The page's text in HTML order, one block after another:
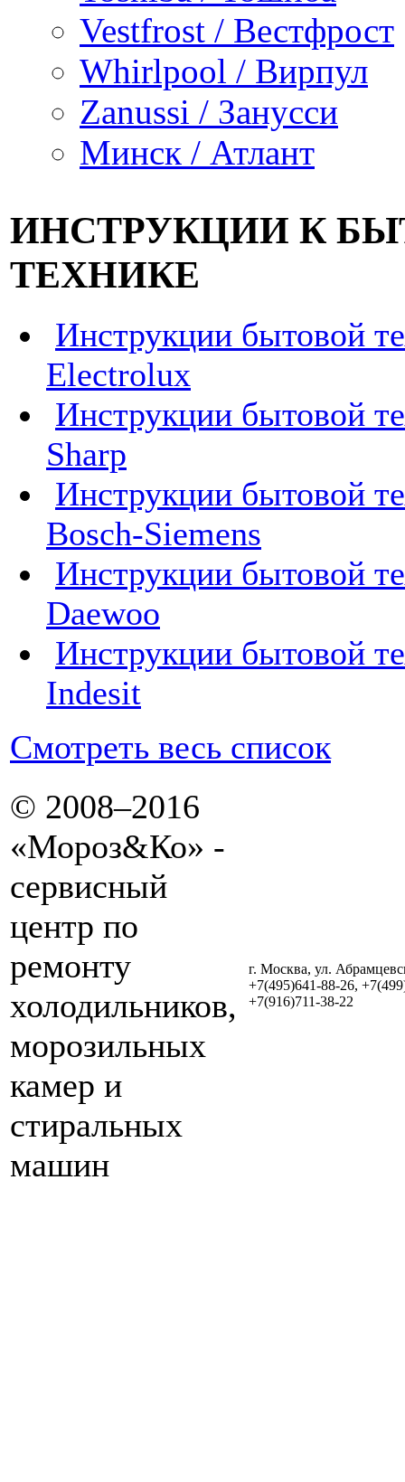
Vestfrost / Вестфрост
Whirlpool / Вирпул
Zanussi / Занусси
Минск / Атлант
ИНСТРУКЦИИ К
ТЕХНИКЕ
Инструкции бытовой
Electrolux
Инструкции бытовой
Sharp
Инструкции бытовой
Bosch-Siemens
Инструкции бытовой
Daewoo
Инструкции бытовой
Indesit
Смотреть весь список
© 2008–2016
«Мороз&Ко» -
сервисный
центр по
ремонту
холодильников,
морозильных
камер и
стиральных
машин
г. Москва, ул.
+7(495)641-88-26,
+7(916)711-38-22